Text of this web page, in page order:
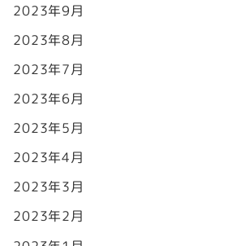
2023年9月
2023年8月
2023年7月
2023年6月
2023年5月
2023年4月
2023年3月
2023年2月